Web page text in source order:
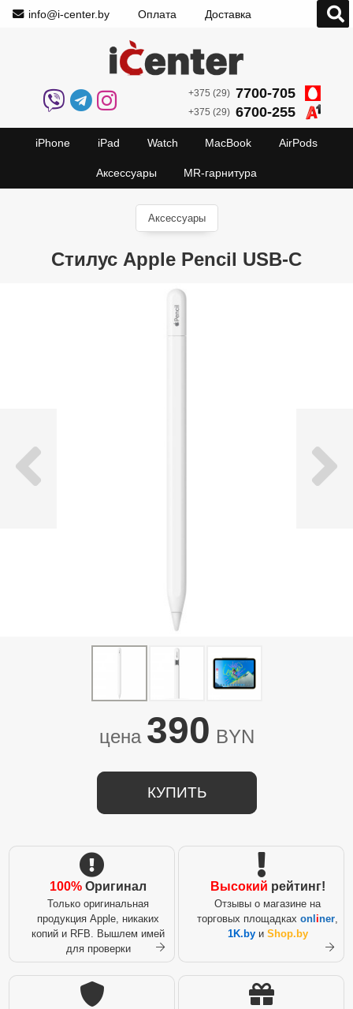
info@i-center.by Оплата Доставка
+375 (29) 7700-705
+375 (29) 6700-255
iPhone iPad Watch MacBook AirPods
Аксессуары MR-гарнитура
Аксессуары
Стилус Apple Pencil USB-C
цена 390 BYN
КУПИТЬ
100% Оригинал
Только оригинальная
продукция Apple, никаких
копий и RFB. Вышлем имей
для проверки
Высокий рейтинг!
Отзывы о магазине на
торговых площадках onl iner,
1K.byи Shop.by